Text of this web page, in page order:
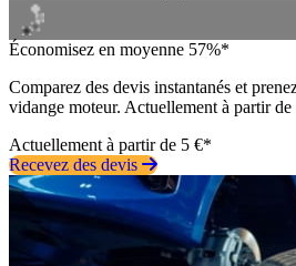
Économisez en moyenne 57%*
Comparez des devis instantanés et
vidange moteur. Actuellement à partir de
Actuellement à partir de 5 €*
Recevez des devis